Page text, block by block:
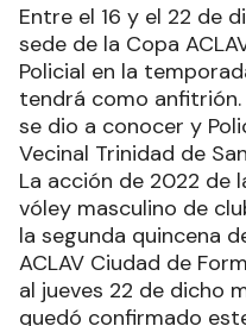
Entre el 16 y el 22 de
sede de la Copa
Policial en la
tendrá como
se dio a conocer y
Vecinal Trinidad de
La acción de 2022 de
vóley masculino de
la segunda quincena
ACLAV Ciudad de
al jueves 22 de dicho
quedó confirmado